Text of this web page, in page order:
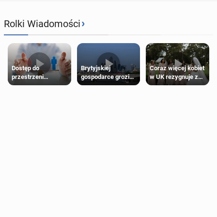
Rolki Wiadomości›
Dostęp do
przestrzeni
przeznaczonych
Brytyjskiej
gospodarce grozi
recesja, jeśli
Coraz więcej kobiet
w UK rezygnuje z
roli druhny na